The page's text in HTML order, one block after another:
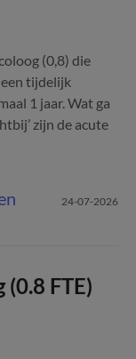
(0,8) die
tijdelijk
1 jaar. Wat ga
zijn de acute
24-07-2026
FTE)